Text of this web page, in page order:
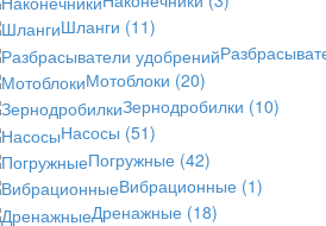
Шланги (11)
Мотоблоки (20)
Зернодробилки (10)
Насосы (51)
Погружные (42)
Вибрационные (1)
Дренажные (18)